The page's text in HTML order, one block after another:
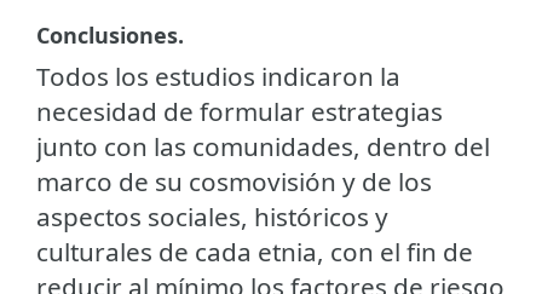
Conclusiones.
Todos los estudios indicaron la
necesidad de formular estrategias
junto con las comunidades, dentro del
marco de su cosmovisión y de los
aspectos sociales, históricos y
culturales de cada etnia, con el fin de
reducir al mínimo los factores de riesgo